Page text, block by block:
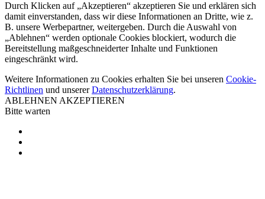
Durch Klicken auf „Akzeptieren“ akzeptieren Sie und erklären sich
damit einverstanden, dass wir diese Informationen an Dritte, wie z.
B. unsere Werbepartner, weitergeben. Durch die Auswahl von
„Ablehnen“ werden optionale Cookies blockiert, wodurch die
Bereitstellung maßgeschneiderter Inhalte und Funktionen
eingeschränkt wird.
Weitere Informationen zu Cookies erhalten Sie bei unseren Cookie-
Richtlinen und unsererDatenschutzerklärung.
ABLEHNEN AKZEPTIEREN
Bitte warten